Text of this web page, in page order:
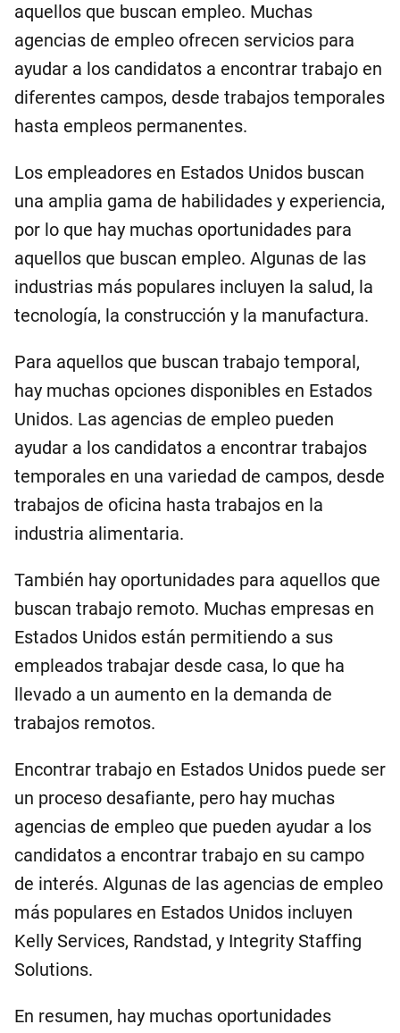
aquellos que buscan empleo. Muchas
agencias de empleo ofrecen servicios para
ayudar a los candidatos a encontrar trabajo en
diferentes campos, desde trabajos temporales
hasta empleos permanentes.
Los empleadores en Estados Unidos buscan
una amplia gama de habilidades y experiencia,
por lo que hay muchas oportunidades para
aquellos que buscan empleo. Algunas de las
industrias más populares incluyen la salud, la
tecnología, la construcción y la manufactura.
Para aquellos que buscan trabajo temporal,
hay muchas opciones disponibles en Estados
Unidos. Las agencias de empleo pueden
ayudar a los candidatos a encontrar trabajos
temporales en una variedad de campos, desde
trabajos de oficina hasta trabajos en la
industria alimentaria.
También hay oportunidades para aquellos que
buscan trabajo remoto. Muchas empresas en
Estados Unidos están permitiendo a sus
empleados trabajar desde casa, lo que ha
llevado a un aumento en la demanda de
trabajos remotos.
Encontrar trabajo en Estados Unidos puede ser
un proceso desafiante, pero hay muchas
agencias de empleo que pueden ayudar a los
candidatos a encontrar trabajo en su campo
de interés. Algunas de las agencias de empleo
más populares en Estados Unidos incluyen
Kelly Services, Randstad, y Integrity Staffing
Solutions.
En resumen, hay muchas oportunidades